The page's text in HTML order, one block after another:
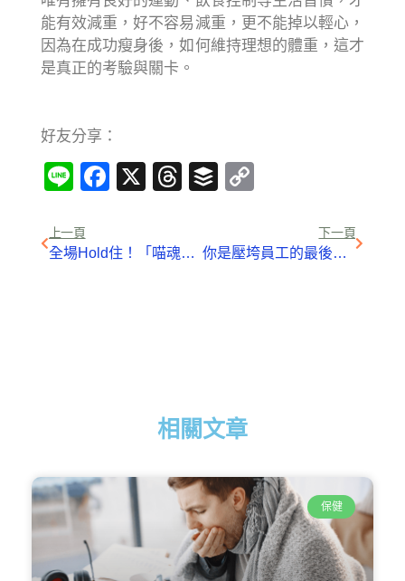
能有效減重，好不容易減重，更不能掉以輕心，
因為在成功瘦身後，如何維持理想的體重，這才
是真正的考驗與關卡。
好友分享：
LineFacebook
X Threads
Buffer
上一頁
全場Hold住！「喵魂歐告」屋頂走台步 媽拿掃把狠瞪：給我進來
下一頁
你是壓垮員工的最後一根稻草嗎？8 種主管 NG 行為，害員工過勞、想離職
相關文章
保健